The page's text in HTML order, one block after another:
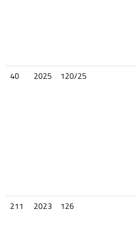
40
2025 120/25
211
2023 126